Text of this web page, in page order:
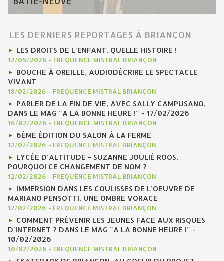
LES DERNIERS REPORTAGES À BRIANÇON
LES DROITS DE L'ENFANT, QUELLE HISTOIRE !
12/05/2026 - FREQUENCE MISTRAL BRIANÇON
BOUCHE À OREILLE, AUDIODÉCRIRE LE SPECTACLE
VIVANT
18/02/2026 - FREQUENCE MISTRAL BRIANÇON
PARLER DE LA FIN DE VIE, AVEC SALLY CAMPUSANO,
DANS LE MAG "A LA BONNE HEURE !" - 17/02/2026
16/02/2026 - FREQUENCE MISTRAL BRIANÇON
6ÈME ÉDITION DU SALON À LA FERME
12/02/2026 - FREQUENCE MISTRAL BRIANÇON
LYCÉE D'ALTITUDE - SUZANNE JOULIÉ ROOS,
POURQUOI CE CHANGEMENT DE NOM ?
12/02/2026 - FREQUENCE MISTRAL BRIANÇON
IMMERSION DANS LES COULISSES DE L'OEUVRE DE
MARIANO PENSOTTI, UNE OMBRE VORACE
12/02/2026 - FREQUENCE MISTRAL BRIANÇON
COMMENT PRÉVENIR LES JEUNES FACE AUX RISQUES
D'INTERNET ? DANS LE MAG "A LA BONNE HEURE !" -
10/02/2026
10/02/2026 - FREQUENCE MISTRAL BRIANÇON